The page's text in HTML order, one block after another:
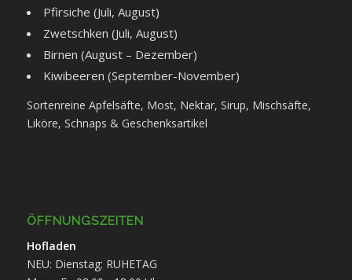
Pfirsiche (Juli, August)
Zwetschken (Juli, August)
Birnen (August – Dezember)
Kiwibeeren (September-November)
Sortenreine Apfelsäfte, Most, Nektar, Sirup, Mischsäfte,
Liköre, Schnaps & Geschenksartikel
ÖFFNUNGSZEITEN
Hofladen
NEU: Dienstag: RUHETAG